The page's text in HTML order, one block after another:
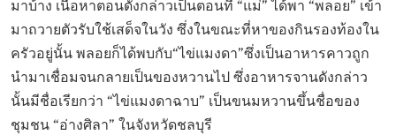
มาบ้าง เนื้อหาตอนดังกล่าวเป็นตอนที่ “แม่” ได้พา “พลอย” เข้า
มาถวายตัวรับใช้เสด็จในวัง ซึ่งในขณะที่หาของกินรองท้องใน
ครัวอยู่นั้น พลอยก็ได้พบกับ“ไข่แมงดา”ซึ่งเป็นอาหารคาวถูก
นำมาเชื่อมจนกลายเป็นของหวานไป ซึ่งอาหารจานดังกล่าว
นั้นมีชื่อเรียกว่า “ไข่แมงดาฉาบ” เป็นขนมหวานขึ้นชื่อของ
ชุมชน “อ่างศิลา” ในจังหวัดชลบุรี